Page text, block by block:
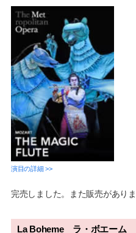
演目の詳細 >>
完売しました。また販売があり
La Boheme ラ・ボエーム